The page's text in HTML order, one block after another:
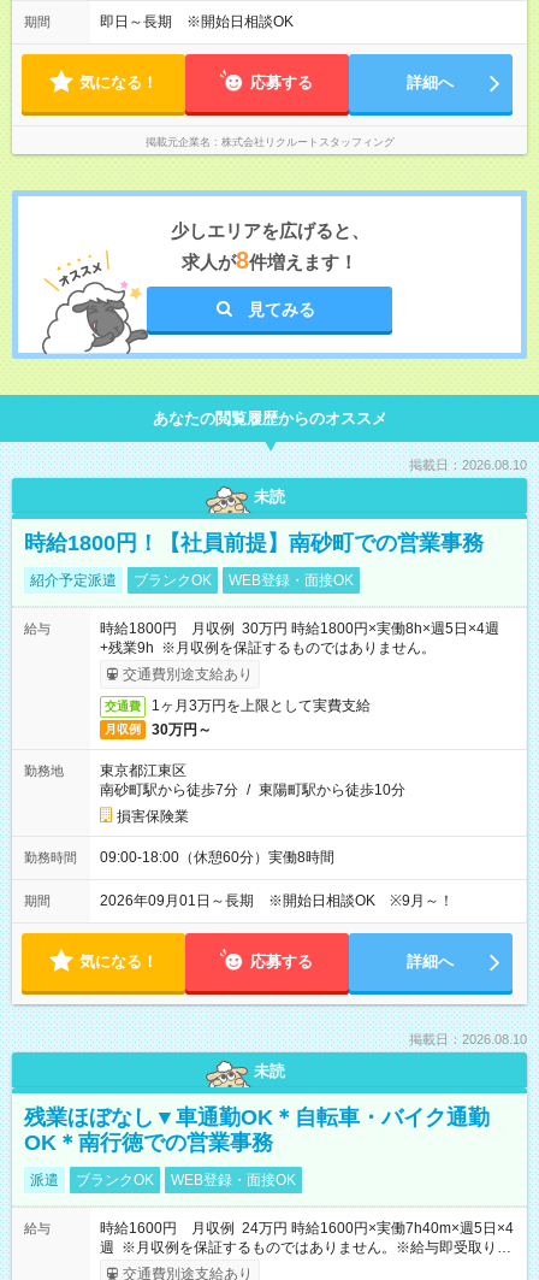
期間 即日～長期 ※開始日相談OK
気になる！ 応募する 詳細へ
掲載元企業名 株式会社リクルートスタッフィング
少しエリアを広げると、
求人が8件増えます！
見てみる
あなたの閲覧履歴からのオススメ
掲載日：2026.08.10
未読
時給1800円！【社員前提】南砂町での営業事務
紹介予定派遣 ブランクOK WEB登録・面接OK
給与
時給1800円 月収例 30万円 時給1800円×実働8h×週5日×4週
+残業9h ※月収例を保証するものではありません。
交通費別途支給あり
交通費 1ヶ月3万円を上限として実費支給
月収例 30万円～
勤務地
東京都江東区
南砂町駅から徒歩7分 / 東陽町駅から徒歩10分
損害保険業
勤務時間 09:00-18:00（休憩60分）実働8時間
期間 2026年09月01日～長期 ※開始日相談OK ※9月～！
気になる！ 応募する 詳細へ
掲載日：2026.08.10
未読
残業ほぼなし▼車通勤OK＊自転車・バイク通勤
OK＊南行徳での営業事務
派遣 ブランクOK WEB登録・面接OK
給与
時給1600円 月収例 24万円 時給1600円×実働7h40m×週5日×4
週 ※月収例を保証するものではありません。※給与即受取りサ
ービス利用可（利用条件有）
交通費別途支給あり